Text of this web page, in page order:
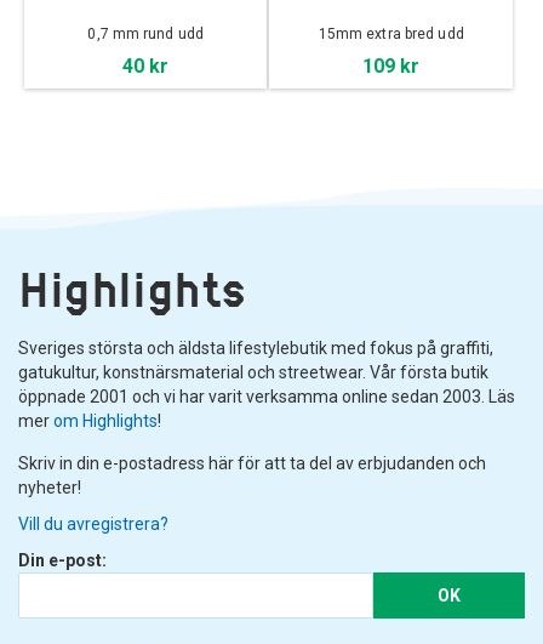
0,7 mm rund udd
40 kr
15mm extra bred udd
109 kr
Highlights
Sveriges största och äldsta lifestylebutik med fokus på graffiti,
gatukultur, konstnärsmaterial och streetwear. Vår första butik
öppnade 2001 och vi har varit verksamma online sedan 2003. Läs
merom Highlights!
Skriv in din e-postadress här för att ta del av erbjudanden och
nyheter!
Vill du avregistrera?
Din e-post:
OK